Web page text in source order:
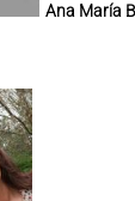
Ana María